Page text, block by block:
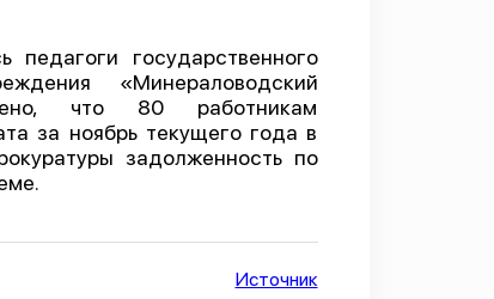
государственного
«Минераловодский
что 80 работникам
за ноябрь текущего года в
задолженность по
Источник